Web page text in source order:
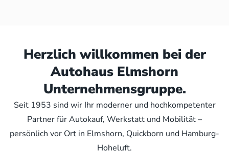
Herzlich willkommen bei der
Autohaus Elmshorn
Unternehmensgruppe.
Seit 1953 sind wir Ihr moderner und hochkompetenter
Partner für Autokauf, Werkstatt und Mobilität –
persönlich vor Ort in Elmshorn, Quickborn und Hamburg-
Hoheluft.